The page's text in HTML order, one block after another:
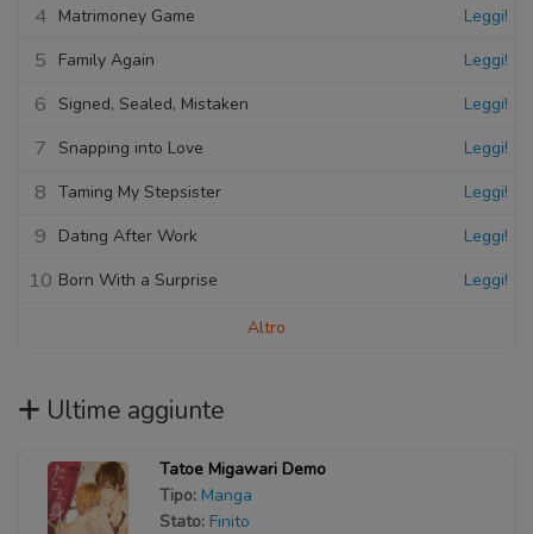
4 Matrimoney Game Leggi!
5 Family Again Leggi!
6 Signed, Sealed, Mistaken Leggi!
7 Snapping into Love Leggi!
8 Taming My Stepsister Leggi!
9 Dating After Work Leggi!
10 Born With a Surprise Leggi!
Altro
Ultime aggiunte
Tatoe Migawari Demo
Tipo: Manga
Stato: Finito